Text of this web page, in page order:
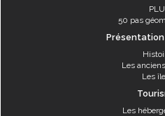
PLU
50 pas
Les
Les
Les